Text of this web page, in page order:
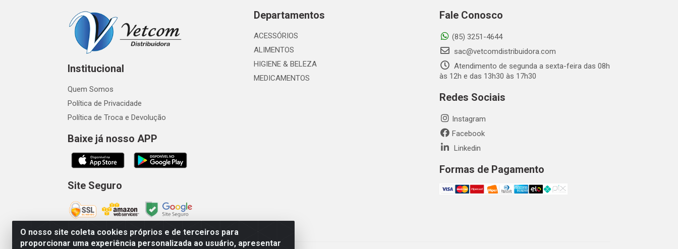
O nosso site coleta cookies próprios e de terceiros para
proporcionar uma experiência personalizada ao usuário, apresentar
Institucional
Quem Somos
Política de Privacidade
Política de Troca e Devolução
Baixe já nosso APP
Site Seguro
Departamentos
ACESSÓRIOS
ALIMENTOS
HIGIENE & BELEZA
MEDICAMENTOS
Fale Conosco
(85) 3251-4644
sac@vetcomdistribuidora.com
Atendimento de segunda a sexta-feira das 08h
às 12h e das 13h30 às 17h30
Redes Sociais
Instagram
Facebook
Linkedin
Formas de Pagamento